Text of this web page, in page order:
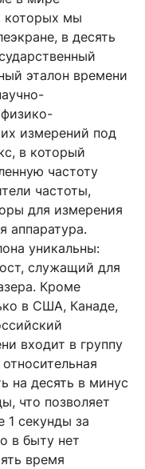
которых мы
в десять
эталон времени
измерений под
в который
частоту
частоты,
для измерения
аппаратура.
уникальны:
служащий для
Кроме
в США, Канаде,
входит в группу
на десять в минус
что позволяет
1 секунды за
в быту нет
время